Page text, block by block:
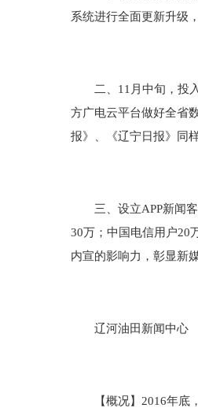
系统进行全面更新升级
二、11月中旬，投入
方广电云平台做好全省
报》、《辽宁日报》同
三、设立APP新闻客
30万；中国电信用户20
内宣的影响力，彰显新
辽河油田新闻中心
【概况】2016年底，